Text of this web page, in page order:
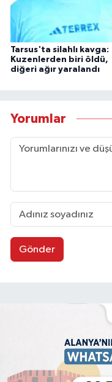
Tarsus'ta silahlı kavga:
Kuzenlerden biri öldü,
diğeri ağır yaralandı
Yorumlar
Gönder